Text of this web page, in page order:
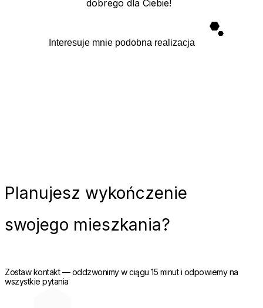
dobrego dla Ciebie!
Interesuje mnie podobna realizacja
Planujesz wykończenie
swojego mieszkania?
Zostaw kontakt — oddzwonimy w ciągu 15 minut i odpowiemy na
wszystkie pytania